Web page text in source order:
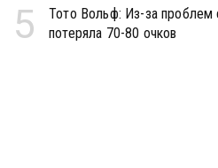
5
Тото Вольф: Из-за
потеряла 70-80 очков